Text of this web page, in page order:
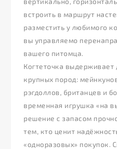
встроить в маршрут
разместить у любимого
вы управляемо
вашего питомца.
Когтеточка выдерживает
крупных пород:
рэгдоллов, британцев и
временная игрушка «на
решение с запасом
тем, кто ценит
«одноразовых» покупок.